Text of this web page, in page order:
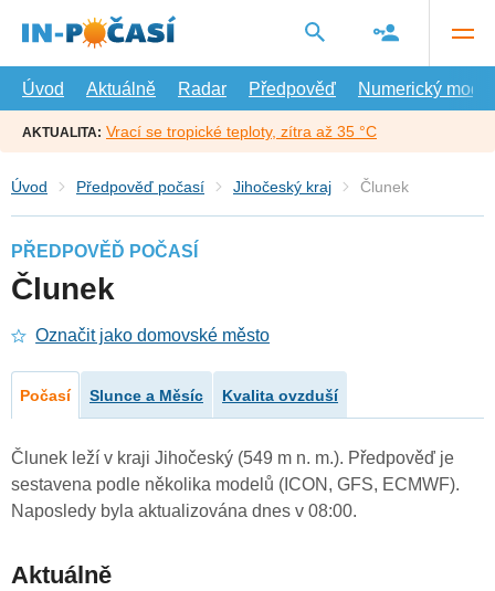
hlavní
Úvod
Aktuálně Radar Předpověď Numerický model
AKTUALITA: Vrací se tropické teploty, zítra až 35 °C
Úvod Předpověď počasí Jihočeský kraj Člunek
PŘEDPOVĚĎ POČASÍ
Člunek
Označit jako domovské město
Počasí Slunce a Měsíc Kvalita ovzduší
Člunek leží v kraji Jihočeský (549 m n. m.). Předpověď je
sestavena podle několika modelů (ICON, GFS, ECMWF).
Naposledy byla aktualizována dnes v 08:00.
Aktuálně